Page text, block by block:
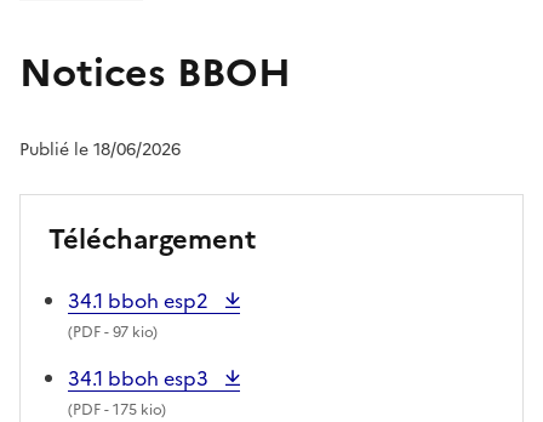
Notices BBOH
Publié le 18/06/2026
Téléchargement
34.1 bboh esp2
(PDF- 97 kio)
34.1 bboh esp3
(PDF- 175 kio)